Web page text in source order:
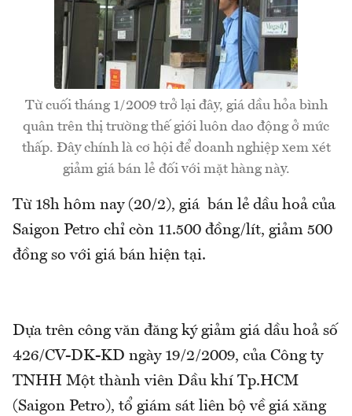
Từ cuối tháng 1/2009 trở lại đây, giá dầu hỏa bình
quân trên thị trường thế giới luôn dao động ở mức
thấp. Đây chính là cơ hội để doanh nghiệp xem xét
giảm giá bán lẻ đối với mặt hàng này.
Từ 18h hôm nay (20/2), giá bán lẻ dầu hoả của
Saigon Petro chỉ còn 11.500 đồng/lít, giảm 500
đồng so với giá bán hiện tại.
Dựa trên công văn đăng ký giảm giá dầu hoả số
426/CV-DK-KD ngày 19/2/2009, của Công ty
TNHH Một thành viên Dầu khí Tp.HCM
(Saigon Petro), tổ giám sát liên bộ về giá xăng